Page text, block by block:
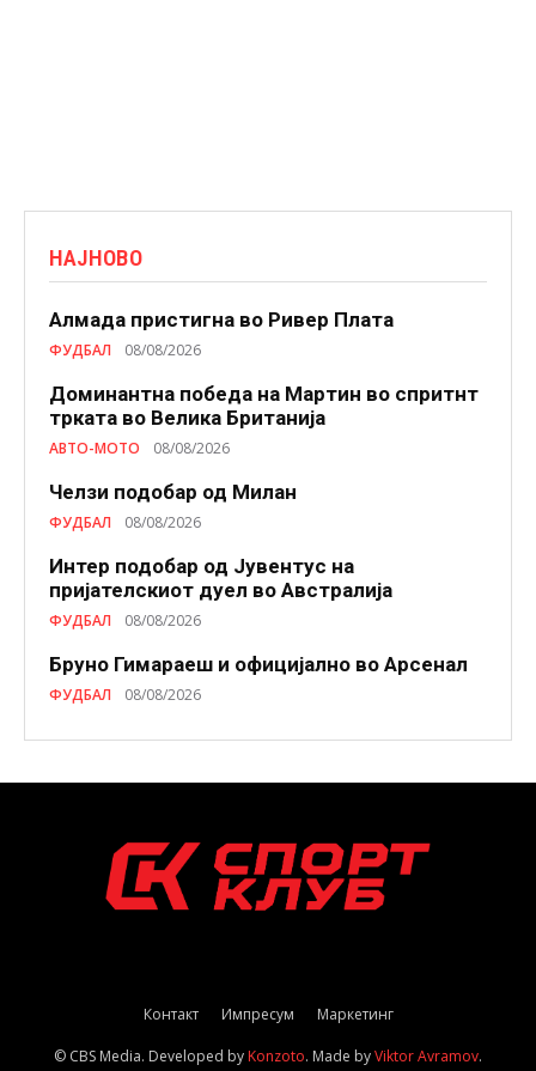
НАЈНОВО
Алмада пристигна во Ривер Плата
ФУДБАЛ 08/08/2026
Доминантна победа на Мартин во спритнт
трката во Велика Британија
АВТО-МОТО 08/08/2026
Челзи подобaр од Милан
ФУДБАЛ 08/08/2026
Интер подобар од Јувентус на
пријателскиот дуел во Австралија
ФУДБАЛ 08/08/2026
Бруно Гимараеш и официјално во Арсенал
ФУДБАЛ 08/08/2026
Контакт Импресум Маркетинг
© CBS Media. Developed byKonzoto. Made byViktor Avramov.